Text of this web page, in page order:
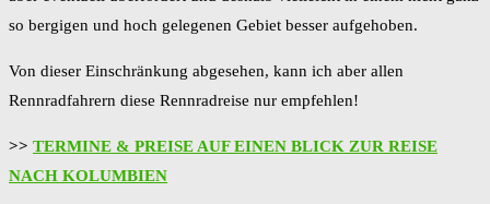
so bergigen und hoch gelegenen Gebiet besser aufgehoben.
Von dieser Einschränkung abgesehen, kann ich aber allen
Rennradfahrern diese Rennradreise nur empfehlen!
>> TERMINE & PREISE AUF EINEN BLICK ZUR REISE
NACH KOLUMBIEN